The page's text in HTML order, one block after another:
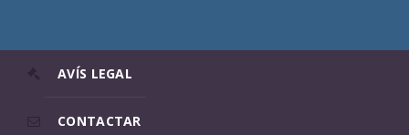
AVÍS LEGAL
CONTACTAR